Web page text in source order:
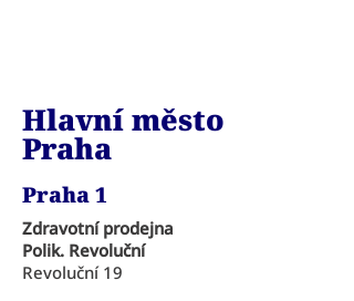
Hlavní město
Praha
Praha 1
Zdravotní prodejna
Polik. Revoluční
Revoluční 19